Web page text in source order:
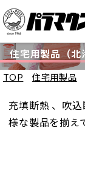
住宅用製品（北
TOP 住宅用製品
充填断熱 、吹
様な製品を揃え